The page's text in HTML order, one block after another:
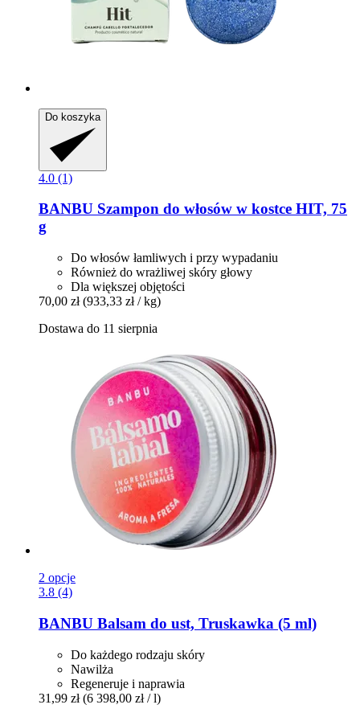
Do koszyka
4.0 (1)
BANBU Szampon do włosów w kostce HIT, 75
g
Do włosów łamliwych i przy wypadaniu
Również do wrażliwej skóry głowy
Dla większej objętości
70,00 zł (933,33 zł / kg)
Dostawa do 11 sierpnia
2 opcje
3.8 (4)
BANBU Balsam do ust, Truskawka (5 ml)
Do każdego rodzaju skóry
Nawilża
Regeneruje i naprawia
31,99 zł (6 398,00 zł / l)